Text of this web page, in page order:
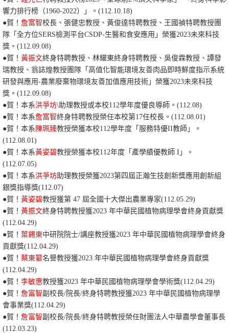
響力排行榜（1960-2022）」。(112.10.18)
●賀！ 詹富智校長、 張健忠教授、黃俊達特聘教授、王國禎特聘教授團
隊「全方位SERS檢測平台CSDP-生醫和食安應用 」榮獲2023未來科技
獎。(112.09.08)
●賀！ 黃振文終身特聘教授、林耀東終身特聘教授、吳俊霖教授、譚發
瑞教授、翁誌煌教授團隊「高值化智能環境友善肉品即時鮮度指示系統
研發與應用-農業廢棄物環境友善加值應用技術 」榮獲2023未來科技
獎。(112.09.08)
●賀！本系洪爭坊\助理教授或本校112學年度優良導師。(112.08)
●賀！本系詹富智終身特聘教授榮任本校第17任校長。(112.08.01)
●賀！本系 陳珮臻教授榮獲本校112學年度「服務特優II教師」。
(112.08.01)
●賀！本系黃姿碧教授榮獲本校112年度「產學績優教師 I」。
(112.07.05)
●賀！本系洪爭坊助理教授榮獲2023第四屆正瀚生技創新獎應用創新組
銀獎指導獎(112.07)
●賀！ 黃姿碧教授獲第 47 屆全國十大傑出農業專家(112.05.29)
●賀！ 黃振文終身特聘教授獲2023 年中華民國植物病理學會終身貢獻獎
(112.04.29)
●賀！ 葉錫東中研院院士/講座教授獲2023 年中華民國植物病理學會終身
貢獻獎(112.04.29)
●賀！ 蔡東纂名譽教授獲2023 年中華民國植物病理學會終身貢獻獎
(112.04.29)
●賀！ 李敏惠教授獲2023 年中華民國植物病理學會學術獎(112.04.29)
●賀！ 詹富智副校長/院長/終身特聘教授獲2023 年中華民國植物病理學
會事業獎(112.04.29)
●賀！ 詹富智副校長/院長/終身特聘教授榮任財團法人中華農學會董事長
(112.03.23)